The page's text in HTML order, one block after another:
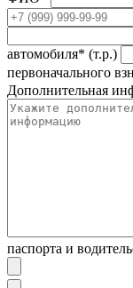
автомобиля* (т.р.)
первоначального
Дополнительная
паспорта и